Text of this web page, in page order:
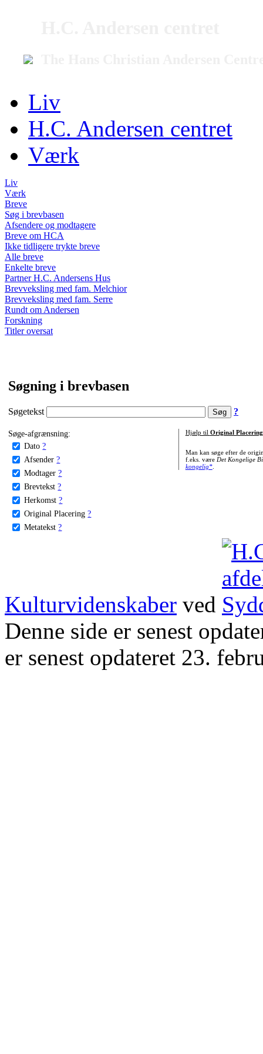
Liv
H.C. Andersen centret
Værk
Liv
Værk
Breve
Søg i brevbasen
Afsendere og modtagere
Breve om HCA
Ikke tidligere trykte breve
Alle breve
Enkelte breve
Partner H.C. Andersens Hus
Brevveksling med fam. Melchior
Brevveksling med fam. Serre
Rundt om Andersen
Forskning
Titler oversat
Søgning i brevbasen
Søgetekst ?
Søge-afgrænsning:
Dato ?
Afsender ?
Modtager ?
Brevtekst ?
Herkomst ?
Original Placering ?
Metatekst ?
Hjælp til Original Placering
Man kan søge efter de
f.eks. være Det Kongelige
kongelig*.
Kulturvidenskaber ved
Denne side er senest
er senest opdateret 23.